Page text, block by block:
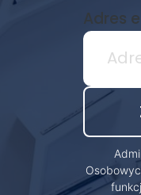
Adres